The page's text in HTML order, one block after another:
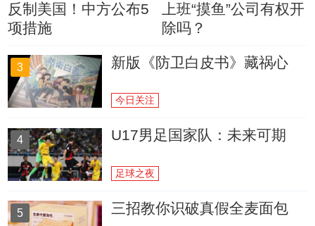
反制美国！中方公布5
项措施
上班“摸鱼”公司有权开
除吗？
3 新版《防卫白皮书》藏祸心
今日关注
4 U17男足国家队：未来可期
足球之夜
5 三招教你识破真假全麦面包